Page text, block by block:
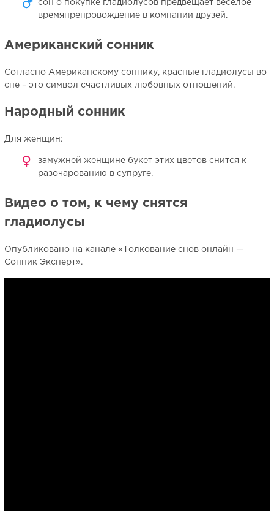
сон о покупке гладиолусов предвещает веселое
времяпрепровождение в компании друзей.
Американский сонник
Согласно Американскому соннику, красные гладиолусы во
сне – это символ счастливых любовных отношений.
Народный сонник
Для женщин:
замужней женщине букет этих цветов снится к
разочарованию в супруге.
Видео о том, к чему снятся
гладиолусы
Опубликовано на канале «Толкование снов онлайн —
Сонник Эксперт».